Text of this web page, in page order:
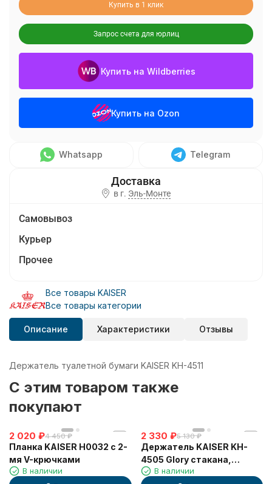
Купить в 1 клик
Запрос счета для юрлиц
Купить на Wildberries
Купить на Ozon
Whatsapp Telegram
в г. Эль-Монте
Самовывоз
Курьер
Прочее
Все товары KAISER
Все товары категории
Описание Характеристики Отзывы
Держатель туалетной бумаги KAISER KH-4511
C этим товаром также
покупают
2 020 ₽4 450 ₽
Планка KAISER H0032 с 2-
мя V-крючками
В наличии
2 330 ₽5 130 ₽
Держатель KAISER KH-
4505 Glory стакана,
настенный
В наличии